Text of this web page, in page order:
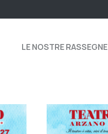
LE NOSTRE RASSEGNE